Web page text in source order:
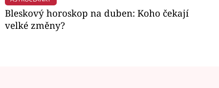
Bleskový horoskop na duben: Koho čekají
velké změny?